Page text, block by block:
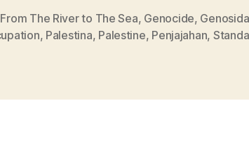
From The River to The Sea, Genocide, Genosida
, Palestina, Palestine, Penjajahan,